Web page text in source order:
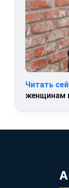
Читать
женщинам